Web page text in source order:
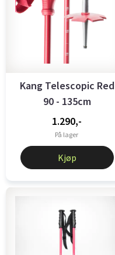
Kang Telescopic Red
90 - 135cm
1.290,-
På lager
Kjøp